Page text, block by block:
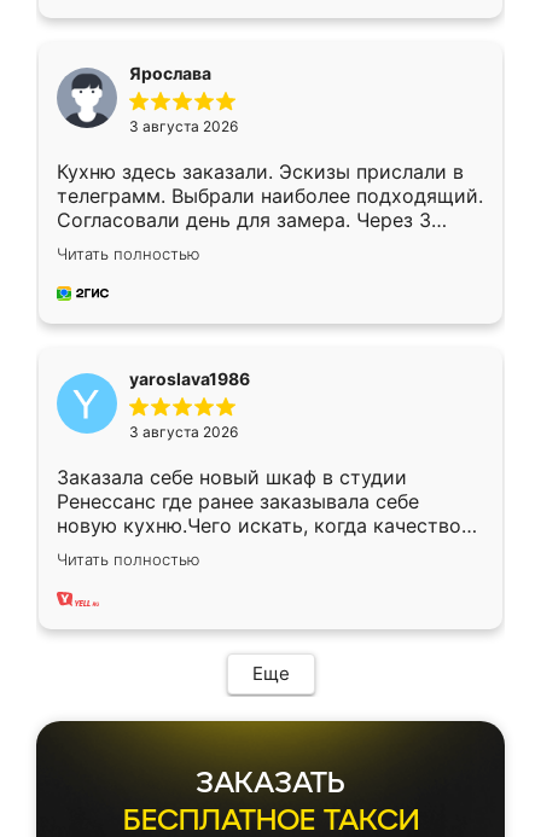
Ярослава
3 августа 2026
Кухню здесь заказали. Эскизы прислали в
телеграмм. Выбрали наиболее подходящий.
Согласовали день для замера. Через 3
недели кухня была уже готова. Остались
довольны работой. Спасибо Ренессанс
мебель за качественную работу!
Читать полностью
yaroslava1986
3 августа 2026
Заказала себе новый шкаф в студии
Ренессанс где ранее заказывала себе
новую кухню.Чего искать, когда качеством
вполне довольна. Служит кухня уже почти
два года, нареканий нет.
Читать полностью
Еще
ЗАКАЗАТЬ
БЕСПЛАТНОЕ ТАКСИ